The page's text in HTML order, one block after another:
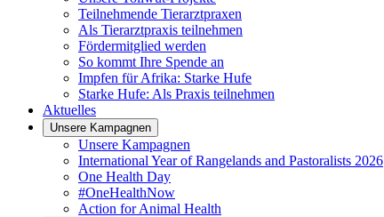
Teilnehmende Tierarztpraxen
Als Tierarztpraxis teilnehmen
Fördermitglied werden
So kommt Ihre Spende an
Impfen für Afrika: Starke Hufe
Starke Hufe: Als Praxis teilnehmen
Aktuelles
Unsere Kampagnen
Unsere Kampagnen
International Year of Rangelands and Pastoralists 2026
One Health Day
#OneHealthNow
Action for Animal Health